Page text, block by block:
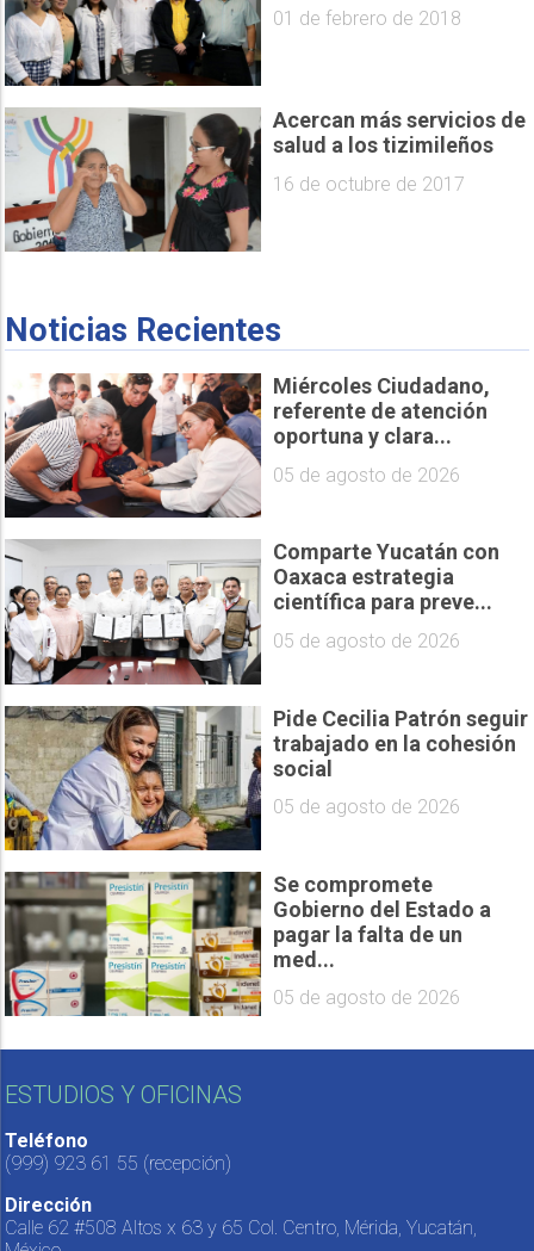
01 de febrero de 2018
Acercan más servicios de
salud a los tizimileños
16 de octubre de 2017
Noticias Recientes
Miércoles Ciudadano,
referente de atención
oportuna y clara...
05 de agosto de 2026
Comparte Yucatán con
Oaxaca estrategia
científica para preve...
05 de agosto de 2026
Pide Cecilia Patrón seguir
trabajado en la cohesión
social
05 de agosto de 2026
Se compromete
Gobierno del Estado a
pagar la falta de un
med...
05 de agosto de 2026
ESTUDIOS Y OFICINAS
Teléfono
(999) 923 61 55 (recepción)
Dirección
Calle 62 #508 Altos x 63 y 65 Col. Centro, Mérida, Yucatán,